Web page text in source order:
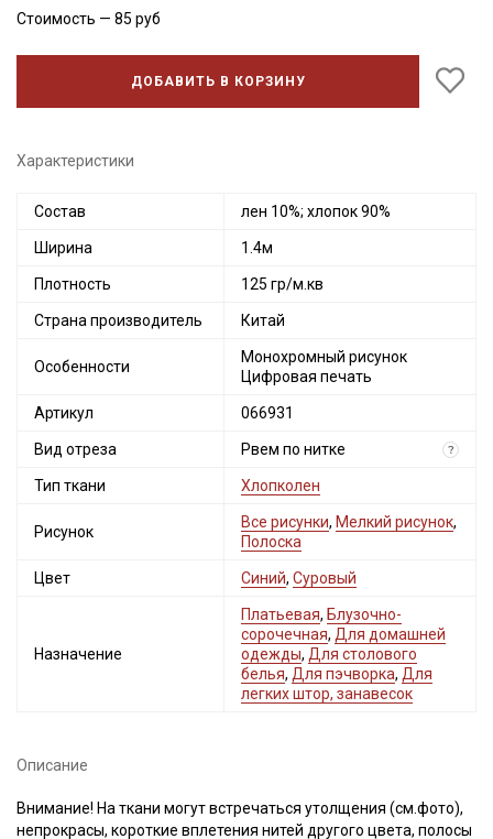
Стоимость — 85 руб
ДОБАВИТЬ В КОРЗИНУ
Характеристики
Состав лен 10%; хлопок 90%
Ширина 1.4м
Плотность 125 гр/м.кв
Страна производитель Китай
Особенности
Монохромный рисунок
Цифровая печать
Артикул 066931
Вид отреза Рвем по нитке ?
Тип ткани Хлопколен
Рисунок
Все рисунки, Мелкий рисунок,
Полоска
Цвет Синий, Суровый
Назначение
Платьевая, Блузочно-
сорочечная, Для домашней
одежды, Для столового
белья, Для пэчворка, Для
легких штор, занавесок
Описание
Внимание! На ткани могут встречаться утолщения (см.фото),
непрокрасы, короткие вплетения нитей другого цвета, полосы